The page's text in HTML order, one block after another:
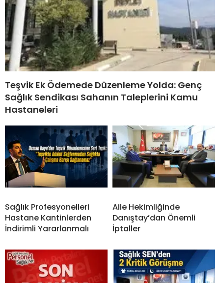
Teşvik Ek Ödemede Düzenleme Yolda: Genç
Sağlık Sendikası Sahanın Taleplerini Kamu
Hastaneleri
Sağlık Profesyonelleri
Hastane Kantinlerden
İndirimli Yararlanmalı
Aile Hekimliğinde
Danıştay’dan Önemli
İptaller